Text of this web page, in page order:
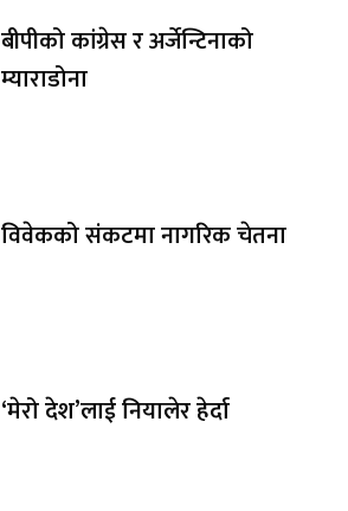
बीपीको कांग्रेस र अर्जेन्टिनाको
म्याराडोना
विवेकको संकटमा नागरिक चेतना
‘मेरो देश’लाई नियालेर हेर्दा